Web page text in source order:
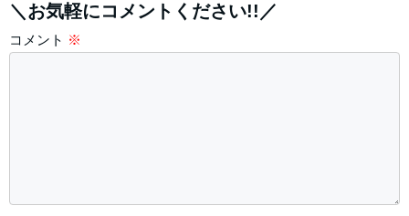
＼お気軽にコメントください!!／
コメント ※